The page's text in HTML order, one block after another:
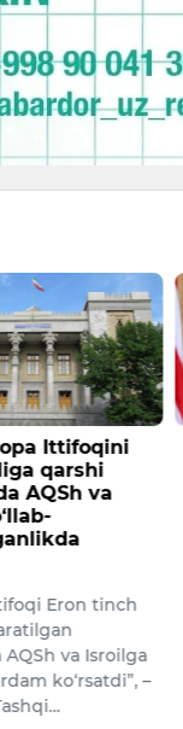
Ukrainaga
aytdi
Donald
Shtatlar
sotmasligini